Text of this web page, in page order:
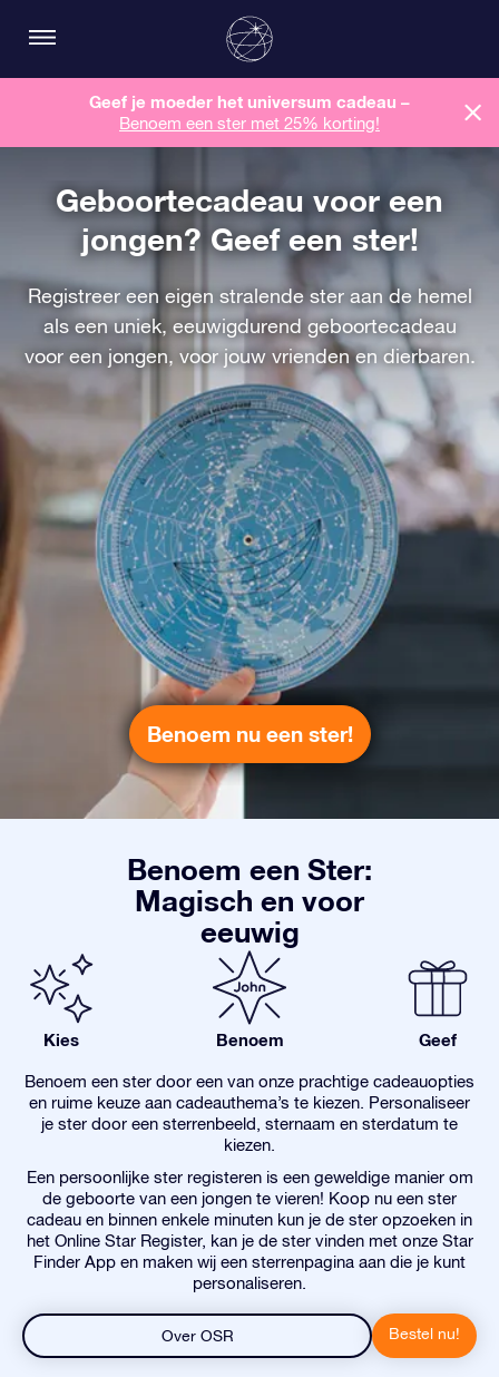
Geef je moeder het universum cadeau –
Benoem een ​​ster met 25% korting!
Geboortecadeau voor een
jongen? Geef een ster!
Registreer een eigen stralende ster aan de hemel
als een uniek, eeuwigdurend geboortecadeau
voor een jongen, voor jouw vrienden en dierbaren.
Benoem nu een ster!
Benoem een Ster:
Magisch en voor
eeuwig
Kies Benoem Geef
Benoem een ster door een van onze prachtige cadeauopties
en ruime keuze aan cadeauthema’s te kiezen. Personaliseer
je ster door een sterrenbeeld, sternaam en sterdatum te
kiezen.
Een persoonlijke ster registeren is een geweldige manier om
de geboorte van een jongen te vieren! Koop nu een ster
cadeau en binnen enkele minuten kun je de ster opzoeken in
het Online Star Register, kan je de ster vinden met onze Star
Finder App en maken wij een sterrenpagina aan die je kunt
personaliseren.
Over OSR Bestel nu!